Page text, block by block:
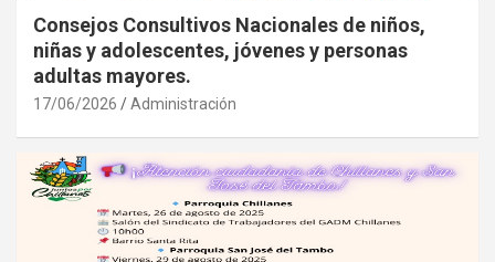
Consejos Consultivos Nacionales de niños,
niñas y adolescentes, jóvenes y personas
adultas mayores.
17/06/2026 Administración